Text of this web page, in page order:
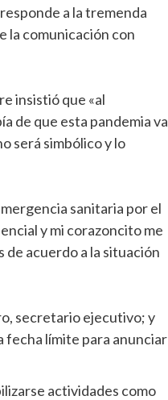
a la tremenda
la comunicación con
insistió que «al
de que esta pandemia va
será simbólico y lo
sanitaria por el
y mi corazoncito me
acuerdo a la situación
secretario ejecutivo; y
fecha límite para anunciar
actividades como